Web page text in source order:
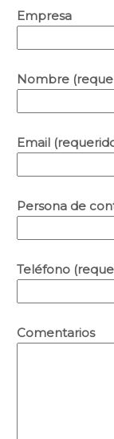
Empresa
Nombre
Email
Persona de
Teléfono
Comentarios